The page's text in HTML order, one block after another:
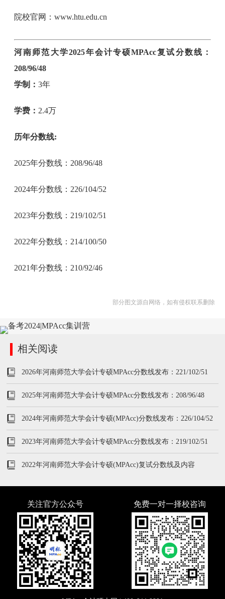
院校官网：www.htu.edu.cn
河南师范大学2025年会计专硕MPAcc复试分数线：
208/96/48
学制：3年
学费： 2.4万
历年分数线:
2025年分数线：208/96/48
2024年分数线：226/104/52
2023年分数线：219/102/51
2022年分数线：214/100/50
2021年分数线：210/92/46
部分图文源自网络，如有侵权联系删除
相关阅读
2026年河南师范大学会计专硕MPAcc分数线发布：221/102/51
2025年河南师范大学会计专硕MPAcc分数线发布：208/96/48
2024年河南师范大学会计专硕(MPAcc)分数线发布：226/104/52
2023年河南师范大学会计专硕MPAcc分数线发布：219/102/51
2022年河南师范大学会计专硕(MPAcc)复试分数线及内容
关注官方公众号 免费一对一择校咨询